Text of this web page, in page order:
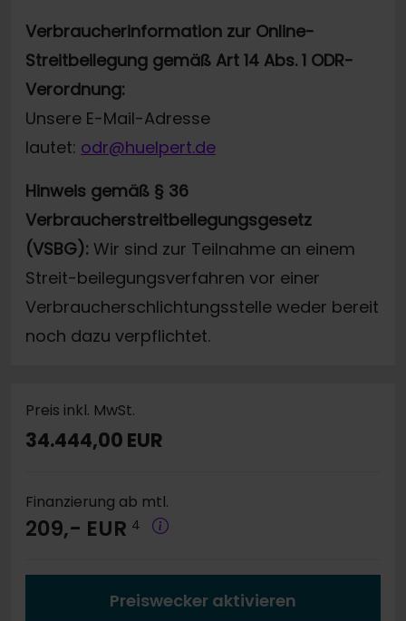
Verbraucherinformation zur Online-
Streitbeilegung gemäß Art 14 Abs. 1 ODR-
Verordnung:
Unsere E-Mail-Adresse
lautet: odr@huelpert.de
Hinweis gemäß § 36
Verbraucherstreitbeilegungsgesetz
(VSBG): Wir sind zur Teilnahme an einem
Streit-beilegungsverfahren vor einer
Verbraucherschlichtungsstelle weder bereit
noch dazu verpflichtet.
Preis inkl. MwSt.
34.444,00 EUR
Finanzierung ab mtl.
209,- EUR 4
Preiswecker aktivieren